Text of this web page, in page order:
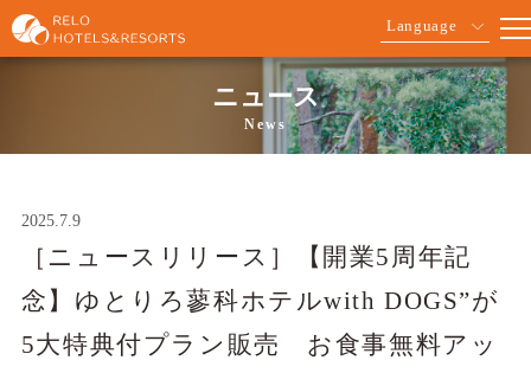
Language
ニュース
News
2025.7.9
［ニュースリリース］【開業5周年記
念】ゆとりろ蓼科ホテルwith DOGS”が
5大特典付プラン販売 お食事無料アッ